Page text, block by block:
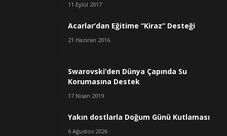
11 Eylül 2017
Acarlar’dan Eğitime “Kiraz” Desteği
21 Haziran 2016
Swarovski’den Dünya Çapında Su
Korumasına Destek
17 Nisan 2019
Yakın dostlarla Doğum Günü Kutlaması
6 Ağustos 2026